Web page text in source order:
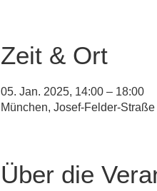
Zeit & Ort
05. Jan. 2025, 14:00 – 18:00
München, Josef-Felder-
Über die